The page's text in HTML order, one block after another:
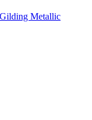
Metallic